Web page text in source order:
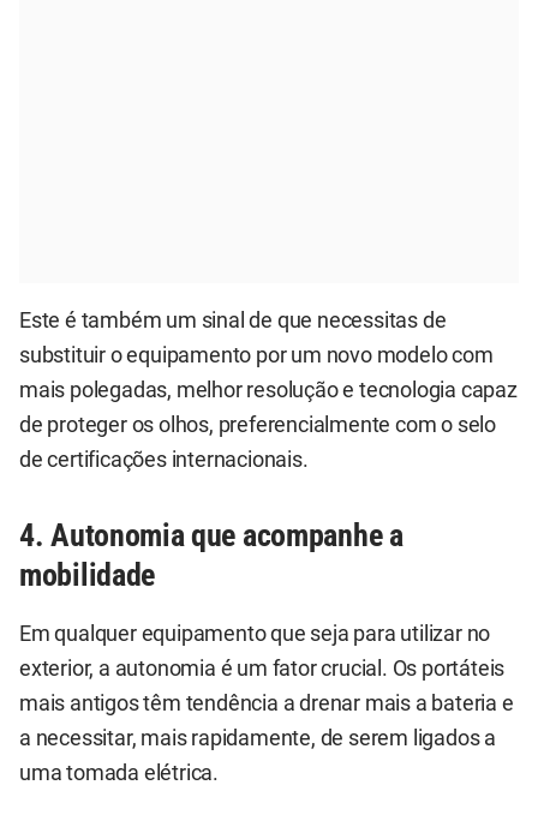
Este é também um sinal de que necessitas de
substituir o equipamento por um novo modelo com
mais polegadas, melhor resolução e tecnologia capaz
de proteger os olhos, preferencialmente com o selo
de certificações internacionais.
4. Autonomia que acompanhe a
mobilidade
Em qualquer equipamento que seja para utilizar no
exterior, a autonomia é um fator crucial. Os portáteis
mais antigos têm tendência a drenar mais a bateria e
a necessitar, mais rapidamente, de serem ligados a
uma tomada elétrica.